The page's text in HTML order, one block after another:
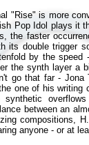
"Rise" is more
Pop Idol plays it
the faster
its double trigger
by the
the synth layer
go that far -
one of his writing
synthetic
between an
compositions,
anyone - or at